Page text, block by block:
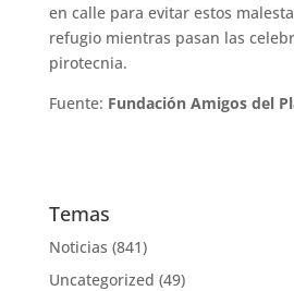
en calle para evitar estos
refugio mientras pasan las
pirotecnia.
Fuente: Fundación Amigos del
Temas
Noticias (841)
Uncategorized (49)